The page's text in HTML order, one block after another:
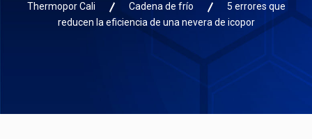
Thermopor Cali Cadena de frío
5 errores que
reducen la eficiencia de una nevera de icopor